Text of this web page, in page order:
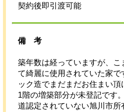
契約後即引渡可能
備考
築年数は経っていますが、こ
て綺麗に使用されていた家で
ック造でまだまだお住まい頂
1階の増築部分が未登記です
道認定されていない旭川市所